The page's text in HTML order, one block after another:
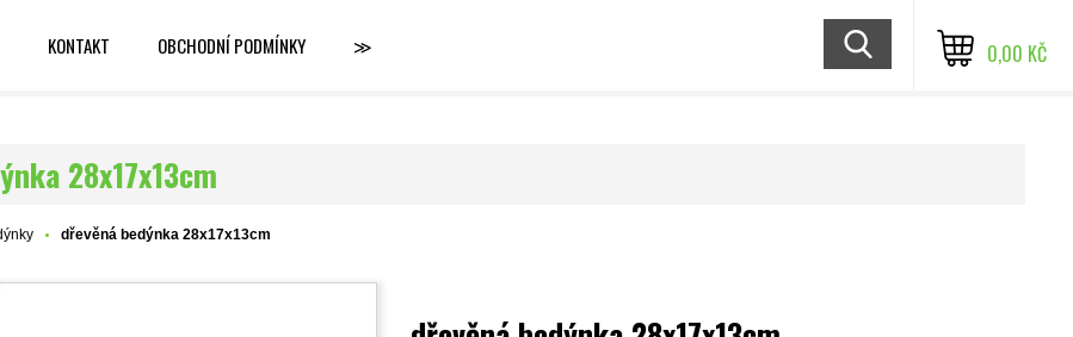
KONTAKT OBCHODNÍ PODMÍNKY ≫ 0,00 KČ
28x17x13cm
dřevěná bedýnka 28x17x13cm